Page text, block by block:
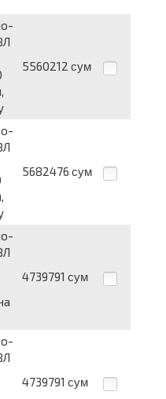
5560212 сум
5682476 сум
4739791 сум
4739791 сум